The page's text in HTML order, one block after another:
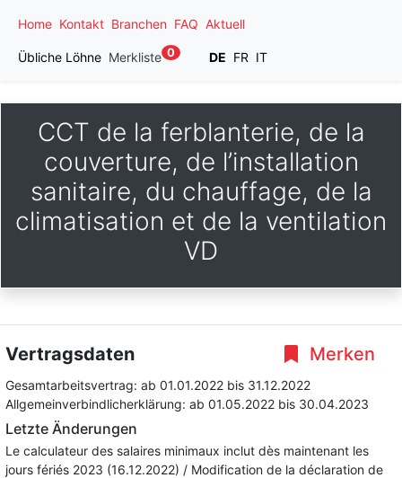
Home Kontakt Branchen FAQ Aktuell
Übliche Löhne Merkliste 0 DE FR IT
CCT de la ferblanterie, de la
couverture, de l’installation
sanitaire, du chauffage, de la
climatisation et de la ventilation
VD
Merken
Vertragsdaten
Gesamtarbeitsvertrag: ab 01.01.2022 bis 31.12.2022
Allgemeinverbindlicherklärung: ab 01.05.2022 bis 30.04.2023
Letzte Änderungen
Le calculateur des salaires minimaux inclut dès maintenant les
jours fériés 2023 (16.12.2022) / Modification de la déclaration de